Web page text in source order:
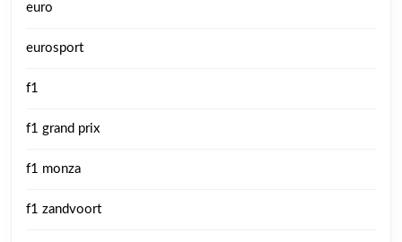
euro
eurosport
f1
f1 grand prix
f1 monza
f1 zandvoort